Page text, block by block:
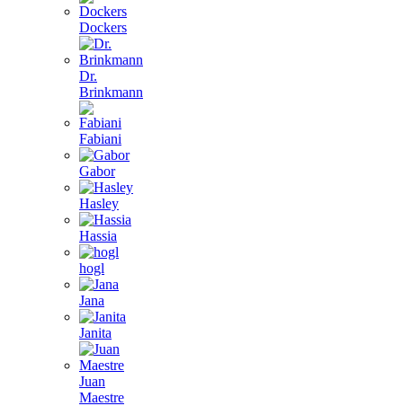
Dockers
Dr.
Brinkmann
Fabiani
Gabor
Hasley
Hassia
hogl
Jana
Janita
Juan
Maestre